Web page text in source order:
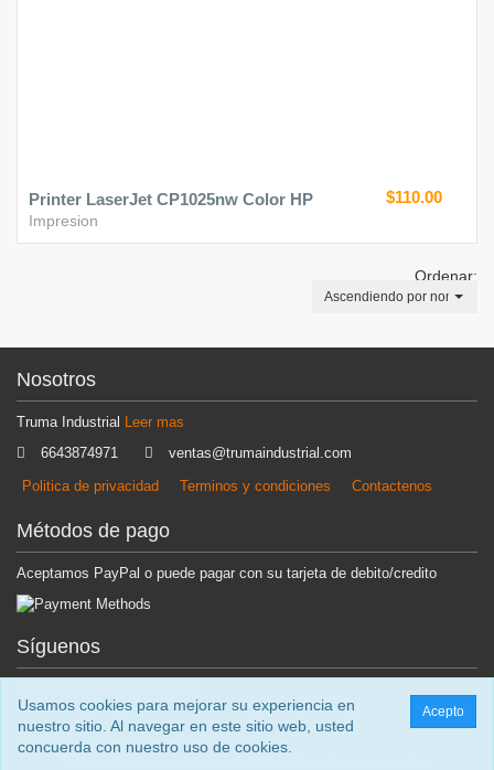
$110.00
Printer LaserJet CP1025nw Color HP
Impresion
Ordenar:
Ascendiendo por nombre
Nosotros
Truma Industrial Leer mas
6643874971
ventas@trumaindustrial.com
Politica de privacidad
Terminos y condiciones Contactenos
Métodos de pago
Aceptamos PayPal o puede pagar con su tarjeta de debito/credito
Síguenos
Acepto
Usamos cookies para mejorar su experiencia en
nuestro sitio. Al navegar en este sitio web, usted
concuerda con nuestro uso de cookies.